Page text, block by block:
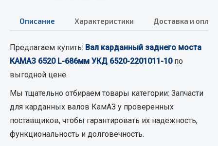
МЕТИЗЫ
Гайки
Кольца стопорные
Пресс-масленки
Пробки
Описание Характеристики Доставка и
Предлагаем купить: Вал карданный заднего моста
КАМАЗ 6520 L-686мм УКД 6520-2201011-10по
выгодной цене.
Мы тщательно отбираем товары категории: Запчасти
для карданных валов КамАЗ у проверенных
поставщиков, чтобы гарантировать их надежность,
функциональность и долговечность.